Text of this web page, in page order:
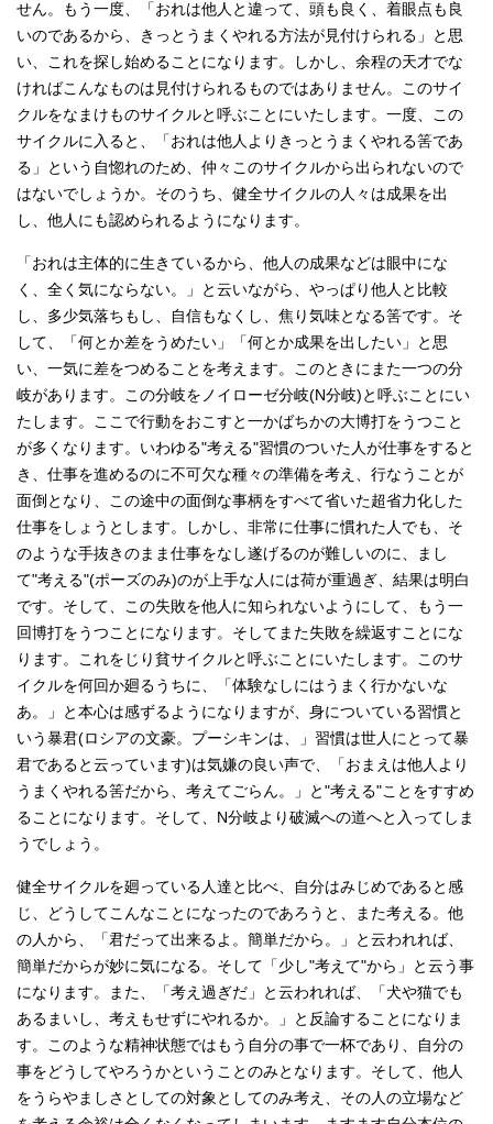
せん。もう一度、「おれは他人と違って、頭も良く、着眼点も良
いのであるから、きっとうまくやれる方法が見付けられる」と思
い、これを探し始めることになります。しかし、余程の天才でな
ければこんなものは見付けられるものではありません。このサイ
クルをなまけものサイクルと呼ぶことにいたします。一度、この
サイクルに入ると、「おれは他人よりきっとうまくやれる筈であ
る」という自惚れのため、仲々このサイクルから出られないので
はないでしょうか。そのうち、健全サイクルの人々は成果を出
し、他人にも認められるようになります。
「おれは主体的に生きているから、他人の成果などは眼中にな
く、全く気にならない。」と云いながら、やっぱり他人と比較
し、多少気落ちもし、自信もなくし、焦り気味となる筈です。そ
して、「何とか差をうめたい」「何とか成果を出したい」と思
い、一気に差をつめることを考えます。このときにまた一つの分
岐があります。この分岐をノイローゼ分岐(N分岐)と呼ぶことにい
たします。ここで行動をおこすと一かばちかの大博打をうつこと
が多くなります。いわゆる"考える"習慣のついた人が仕事をすると
き、仕事を進めるのに不可欠な種々の準備を考え、行なうことが
面倒となり、この途中の面倒な事柄をすべて省いた超省力化した
仕事をしょうとします。しかし、非常に仕事に慣れた人でも、そ
のような手抜きのまま仕事をなし遂げるのが難しいのに、まし
て"考える"(ポーズのみ)のが上手な人には荷が重過ぎ、結果は明白
です。そして、この失敗を他人に知られないようにして、もう一
回博打をうつことになります。そしてまた失敗を繰返すことにな
ります。これをじり貧サイクルと呼ぶことにいたします。このサ
イクルを何回か廻るうちに、「体験なしにはうまく行かないな
あ。」と本心は感ずるようになりますが、身についている習慣と
いう暴君(ロシアの文豪。プーシキンは、」習慣は世人にとって暴
君であると云っています)は気嫌の良い声で、「おまえは他人より
うまくやれる筈だから、考えてごらん。」と"考える"ことをすすめ
ることになります。そして、N分岐より破滅への道へと入ってしま
うでしょう。
健全サイクルを廻っている人達と比べ、自分はみじめであると感
じ、どうしてこんなことになったのであろうと、また考える。他
の人から、「君だって出来るよ。簡単だから。」と云われれば、
簡単だからが妙に気になる。そして「少し"考えて"から」と云う事
になります。また、「考え過ぎだ」と云われれば、「犬や猫でも
あるまいし、考えもせずにやれるか。」と反論することになりま
す。このような精神状態ではもう自分の事で一杯であり、自分の
事をどうしてやろうかということのみとなります。そして、他人
をうらやましさとしての対象としてのみ考え、その人の立場など